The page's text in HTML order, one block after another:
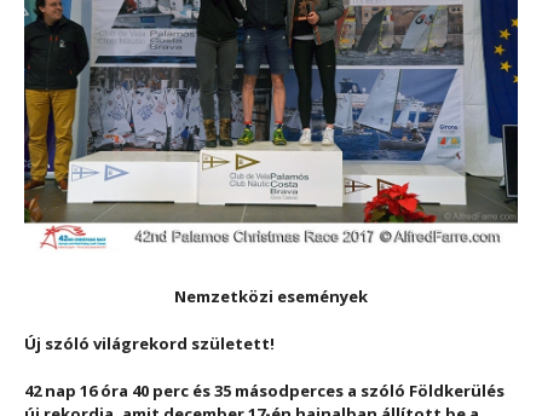
Nemzetközi események
Új szóló világrekord született!
42 nap 16 óra 40 perc és 35 másodperces a szóló Földkerülés